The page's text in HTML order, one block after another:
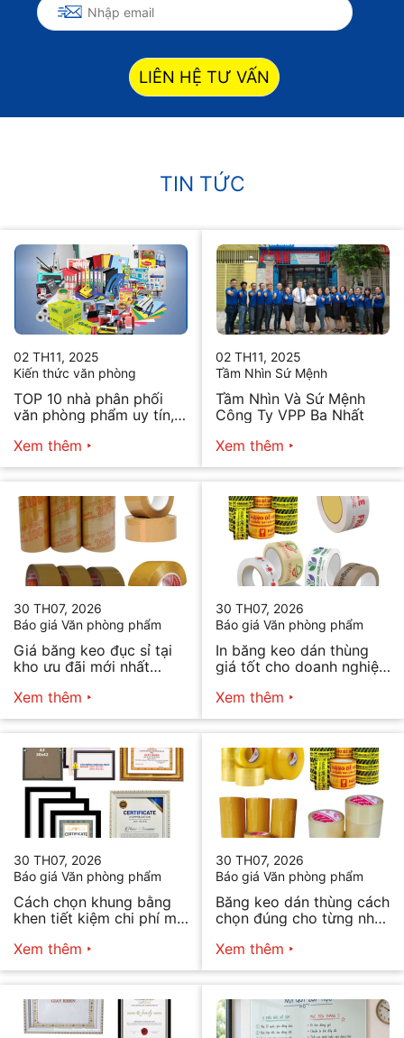
LIÊN HỆ TƯ VẤN
TIN TỨC
02 TH11, 2025
Kiến thức văn phòng
TOP 10 nhà phân phối
văn phòng phẩm uy tín,
Xem thêm
02 TH11, 2025
Tầm Nhìn Sứ Mệnh
Tầm Nhìn Và Sứ Mệnh
Công Ty VPP Ba Nhất
Xem thêm
30 TH07, 2026
Báo giá Văn phòng phẩm
Giá băng keo đục sỉ tại
kho ưu đãi mới nhất
Xem thêm
30 TH07, 2026
Báo giá Văn phòng phẩm
In băng keo dán thùng
giá tốt cho doanh nghiệp
Xem thêm
30 TH07, 2026
Báo giá Văn phòng phẩm
Cách chọn khung bằng
khen tiết kiệm chi phí mà
Xem thêm
30 TH07, 2026
Báo giá Văn phòng phẩm
Băng keo dán thùng cách
chọn đúng cho từng nhu
Xem thêm